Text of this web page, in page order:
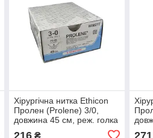
Хірургічна нитка Ethicon
Пролен (Prolene) 3/0,
довжина 45 см, реж. голка
216₴ 271